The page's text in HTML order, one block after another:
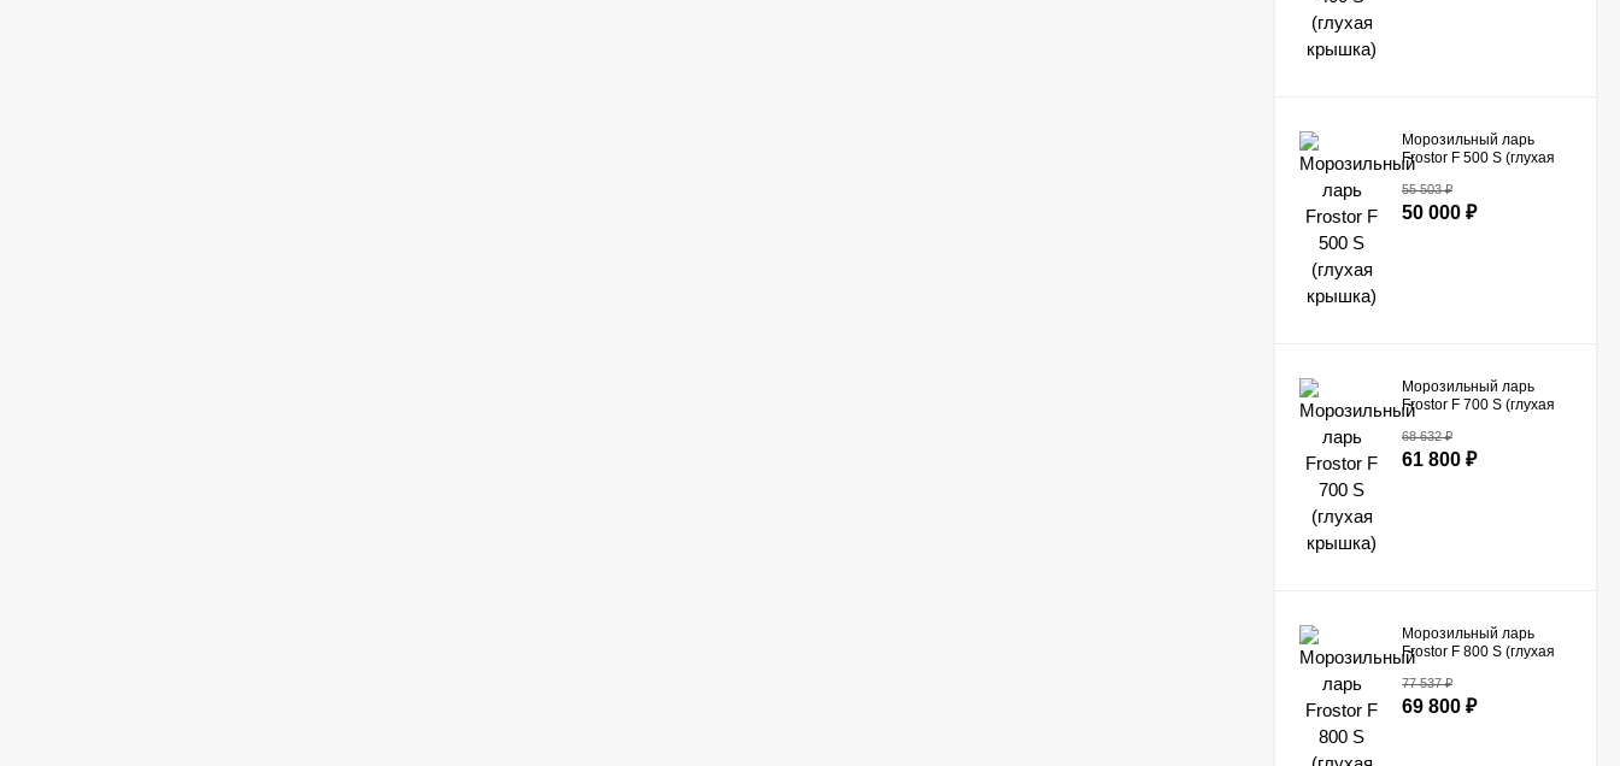
Морозильный ларь
Frostor F 500 S (глухая
55 503₽
50 000 ₽
Морозильный ларь
Frostor F 700 S (глухая
68 632₽
61 800 ₽
Морозильный ларь
Frostor F 800 S (глухая
77 537₽
69 800 ₽